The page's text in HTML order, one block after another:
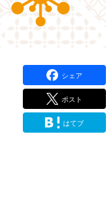
シェア
ポスト
はてブ